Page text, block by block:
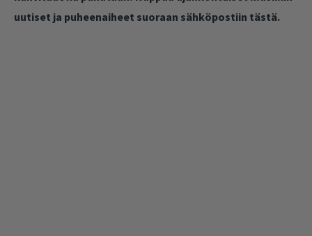
uutiset ja puheenaiheet suoraan sähköpostiin tästä.